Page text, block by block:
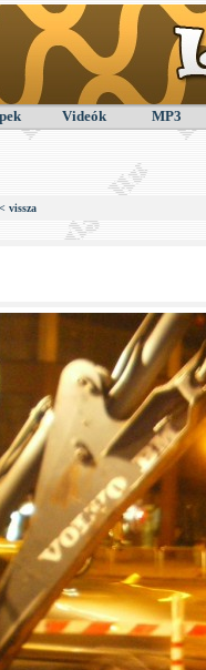
Videók MP3
vissza